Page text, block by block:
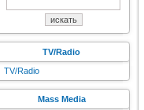
TV/Radio
TV/Radio
Mass Media